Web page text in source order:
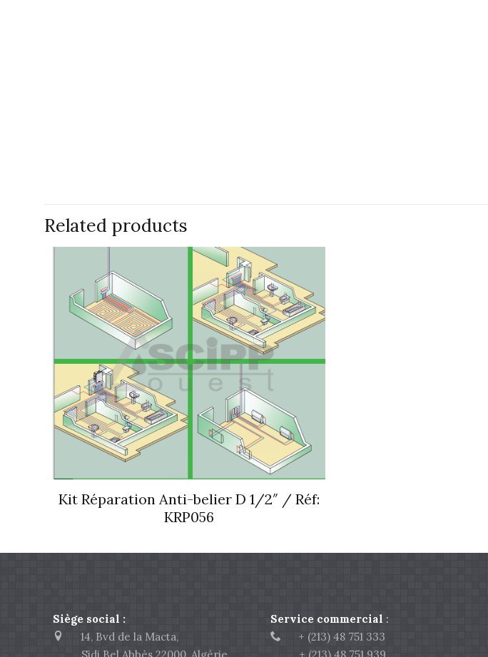
Related products
Kit Réparation Anti-belier D 1/2″ / Réf:
KRP056
Siège social :
14, Bvd de la Macta,
Service commercial :
+ (213) 48 751 333